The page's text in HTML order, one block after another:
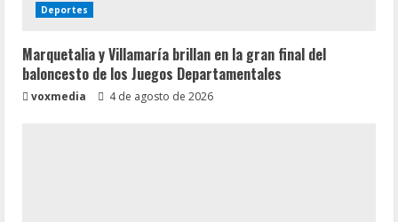
Deportes
Marquetalia y Villamaría brillan en la gran final del
baloncesto de los Juegos Departamentales
voxmedia 4 de agosto de 2026